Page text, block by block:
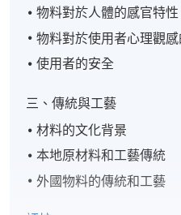
物料對於人體的感官特性
物料對於使用者心理觀
使用者的安全
三、傳統與工藝
材料的文化背景
本地原材料和工藝傳統
外國物料的傳統和工藝